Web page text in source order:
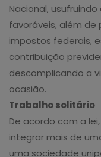
Nacional,
favoráveis, além
impostos federais,
contribuição
descomplicando a
ocasião.
Trabalho solitário
De acordo com a
integrar mais de
uma sociedade